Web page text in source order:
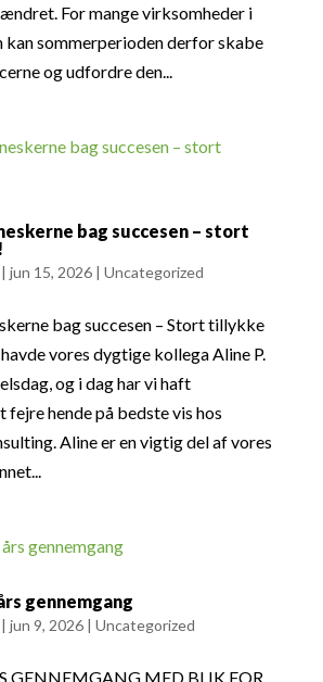
For mange virksomheder i
kan sommerperioden derfor skabe
og udfordre den...
bag succesen – stort
jun 15, 2026| Uncategorized
bag succesen – Stort tillykke
vores dygtige kollega Aline P.
og i dag har vi haft
fejre hende på bedste vis hos
Aline er en vigtig del af vores
gennemgang
jun 9, 2026| Uncategorized
GENNEMGANG MED BLIK FOR